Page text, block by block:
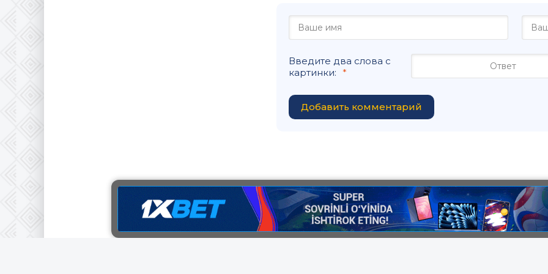
Введите два слова с
картинки:
Добавить комментарий